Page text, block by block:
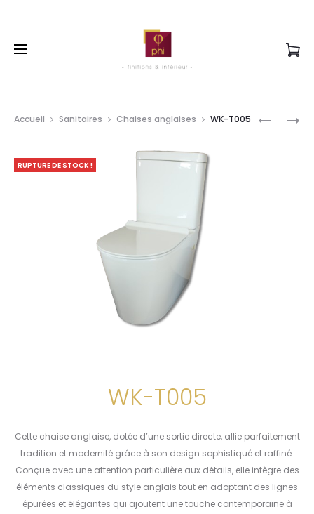
Accueil Sanitaires Chaises anglaises WK-T005
RUPTURE DE STOCK !
WK-T005
Cette chaise anglaise, dotée d’une sortie directe, allie parfaitement
tradition et modernité grâce à son design sophistiqué et raffiné.
Conçue avec une attention particulière aux détails, elle intègre des
éléments classiques du style anglais tout en adoptant des lignes
épurées et élégantes qui ajoutent une touche contemporaine à